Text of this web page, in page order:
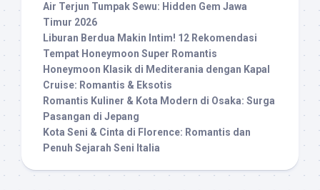
Air Terjun Tumpak Sewu: Hidden Gem Jawa
Timur 2026
Liburan Berdua Makin Intim! 12 Rekomendasi
Tempat Honeymoon Super Romantis
Honeymoon Klasik di Mediterania dengan Kapal
Cruise: Romantis & Eksotis
Romantis Kuliner & Kota Modern di Osaka: Surga
Pasangan di Jepang
Kota Seni & Cinta di Florence: Romantis dan
Penuh Sejarah Seni Italia